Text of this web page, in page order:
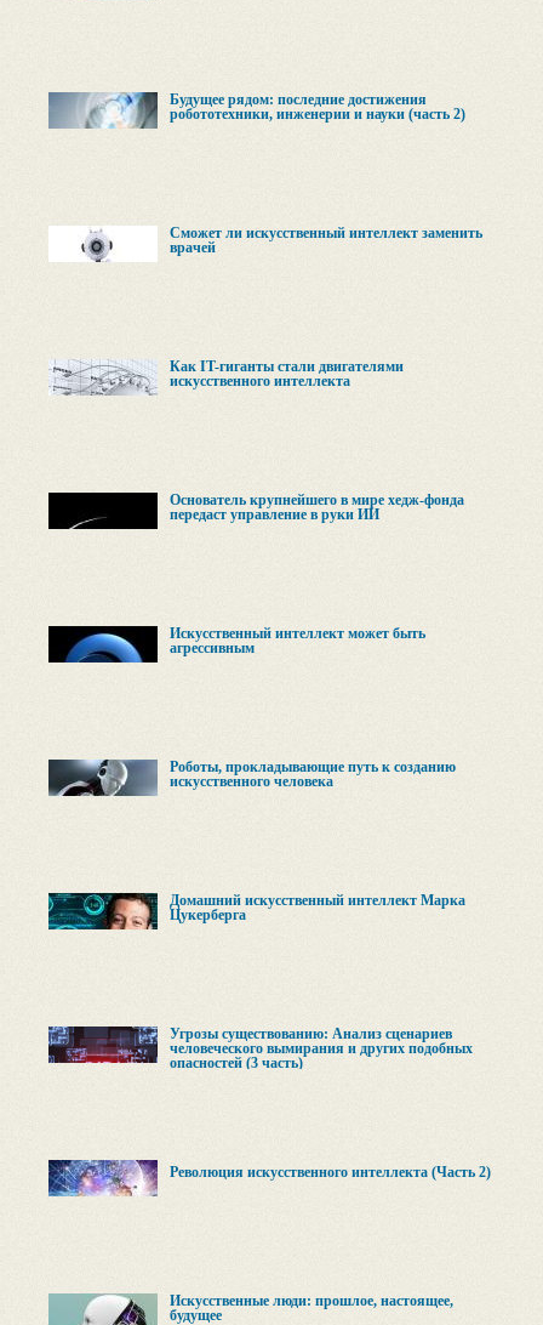
Будущее рядом: последние достижения
робототехники, инженерии и науки (часть 2)
Сможет ли искусственный интеллект заменить
врачей
Как IT-гиганты стали двигателями
искусственного интеллекта
Основатель крупнейшего в мире хедж-фонда
передаст управление в руки ИИ
Искусственный интеллект может быть
агрессивным
Роботы, прокладывающие путь к созданию
искусственного человека
Домашний искусственный интеллект Марка
Цукерберга
Угрозы существованию: Анализ сценариев
человеческого вымирания и других подобных
опасностей (3 часть)
Революция искусственного интеллекта (Часть 2)
Искусственные люди: прошлое, настоящее,
будущее